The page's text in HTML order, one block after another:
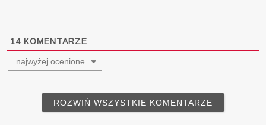
14 KOMENTARZE
najwyżej ocenione
ROZWIŃ WSZYSTKIE KOMENTARZE